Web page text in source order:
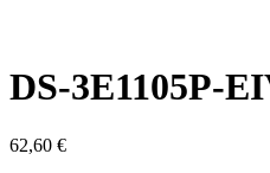
DS-3E1105P-
62,60 €